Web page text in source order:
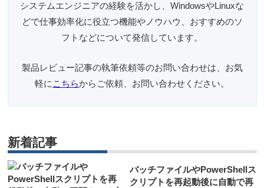
システムエンジニアの経験を活かし、WindowsやLinuxな
どで仕事効率化に役立つ機能やノウハウ、おすすめのソ
フトなどについて発信しています。
製品レビュー記事の執筆依頼等のお問い合わせは、お気
軽に こちらからご依頼、お問い合わせください。
新着記事
バッチファイルやPowerShellス
クリプトを再起動後に自動で再